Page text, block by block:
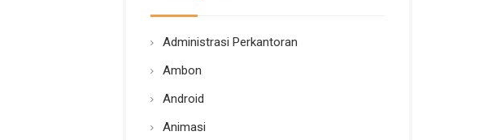
Administrasi Perkantoran
Ambon
Android
Animasi